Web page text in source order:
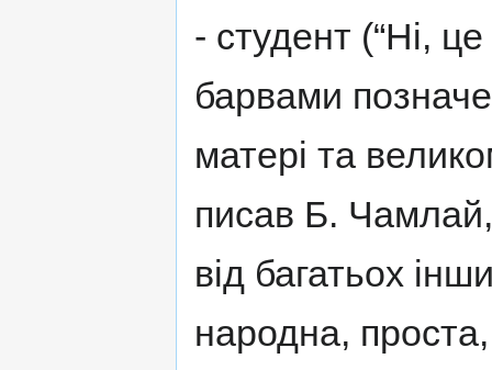
- студент (“Ні,
барвами
матері та
писав Б. Чамлай,
від багатьох
народна,